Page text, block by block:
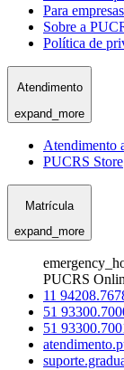
Para empresas
Sobre a
Política de
Atendimento
expand_more
Atendimento
PUCRS Store
Matrícula
expand_more
PUCRS
11
51
51